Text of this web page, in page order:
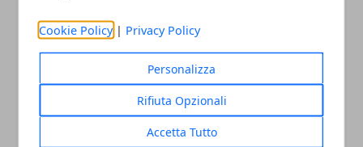
Cookie Policy | Privacy Policy
Personalizza
Rifiuta Opzionali
Accetta Tutto
Xbox Series X e Playstation 5 stanno già
volgendo al termine